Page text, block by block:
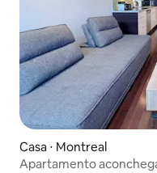
Casa ⋅ Montreal
Apartamento